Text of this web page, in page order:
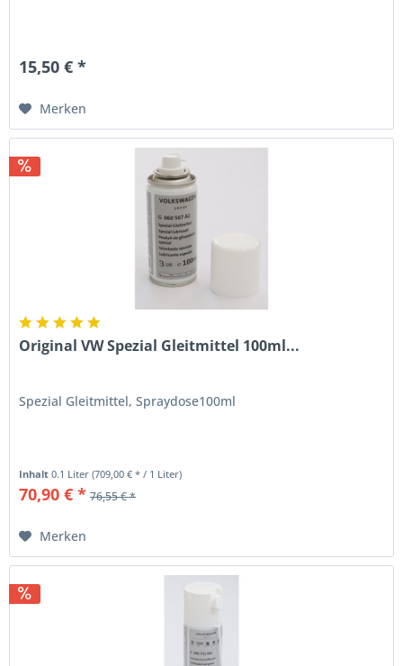
15,50 € *
Merken
Original VW Spezial Gleitmittel 100ml...
Spezial Gleitmittel, Spraydose100ml
Inhalt0.1 Liter(709,00 € * / 1 Liter)
70,90 € * 76,55 € *
Merken